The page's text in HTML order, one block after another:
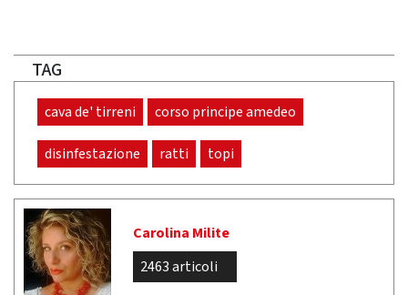
TAG
cava de' tirreni corso principe amedeo
disinfestazione ratti topi
Carolina Milite
2463 articoli